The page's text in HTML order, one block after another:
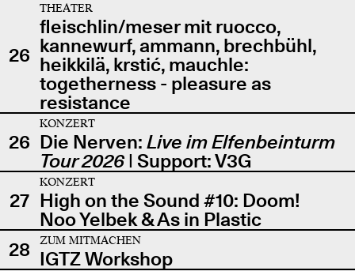
26
THEATER
fleischlin/meser mit ruocco,
kannewurf, ammann, brechbühl,
heikkilä, krstić, mauchle:
togetherness - pleasure as
resistance
26
KONZERT
Die Nerven: Live im Elfenbeinturm
Tour 2026| Support: V3G
27
KONZERT
High on the Sound #10: Doom!
Noo Yelbek & As in Plastic
28
ZUM MITMACHEN
IGTZ Workshop